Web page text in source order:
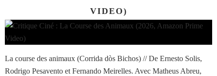
VIDEO)
La course des animaux (Corrida dòs Bichos) // De Ernesto Solis,
Rodrigo Pesavento et Fernando Meirelles. Avec Matheus Abreu,